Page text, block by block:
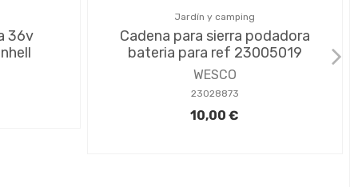
36v
Jardín y camping
Cadena para sierra podadora
bateria para ref 23005019
WESCO
23028873
10,00 €